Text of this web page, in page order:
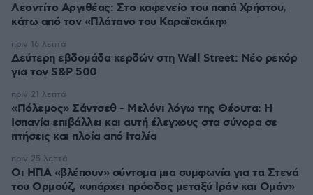
Λεοντίτο Αργιθέας: Στο καφενείο του παπά Χρήστου,
κάτω από τον «Πλάτανο του Καραϊσκάκη»
Δεύτερη εβδομάδα κερδών στη Wall Street: Νέο ρεκόρ
για τον S&P 500
πριν 16 λεπτά
«Πόλεμος» Σάντσεθ - Μελόνι λόγω της Θέουτα: Η
Ισπανία επιβάλλει και αυτή έλεγχους στα σύνορα σε
πτήσεις και πλοία από Ιταλία
πριν 21 λεπτά
Οι ΗΠΑ «βλέπουν» σύντομα μια συμφωνία για τα Στενά
του Ορμούζ, «υπάρχει πρόοδος μεταξύ Ιράν και Ομάν»
πριν 25 λεπτά